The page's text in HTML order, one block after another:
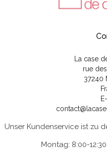
La case
rue
37240
Unser Kundenservice ist zu
Montag: 8:00-